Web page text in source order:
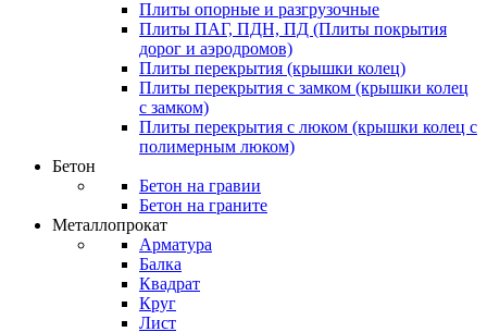
Плиты опорные и разгрузочные
Плиты ПАГ, ПДН, ПД (Плиты покрытия
дорог и аэродромов)
Плиты перекрытия (крышки колец)
Плиты перекрытия с замком (крышки колец
с замком)
Плиты перекрытия с люком (крышки колец с
полимерным люком)
Бетон
Бетон на гравии
Бетон на граните
Металлопрокат
Арматура
Балка
Квадрат
Круг
Лист